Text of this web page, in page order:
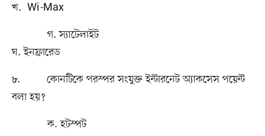
খ. Wi-Max
গ. স্যাটেলাইট
ঘ. ইনফ্রারেড
৮. কোনটিকে পরস্পর সংযুক্ত ইন্টারনেট অ্যাকসেস পয়েন্ট
বলা হয়?
ক. হটস্পট